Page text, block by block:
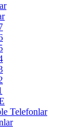
Telefonlar